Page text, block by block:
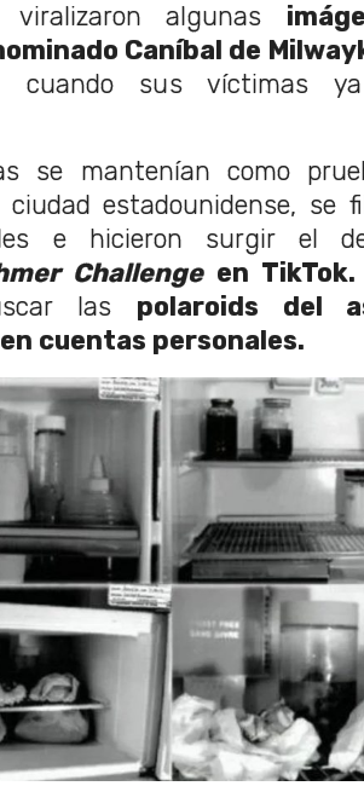
algunas
Caníbal de
cuando sus víctimas
se mantenían como
ciudad estadounidense, se
e hicieron surgir el
Challengeen TikTok.
las polaroids del
cuentas personales.